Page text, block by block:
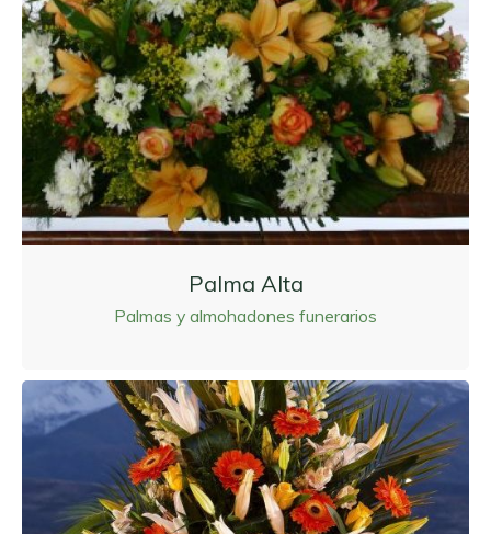
Palma Alta
Palmas y almohadones funerarios